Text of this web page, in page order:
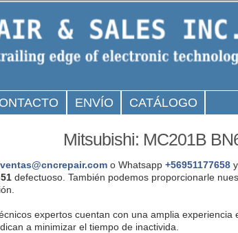
ENVÍO CATÁLOGO
Mitsubishi: MC201B
ventas@cncrepair.como Whatsapp +56951177658y
defectuoso. También podemos proporcionarle
expertos cuentan con una amplia
a minimizar el tiempo de inactivida.